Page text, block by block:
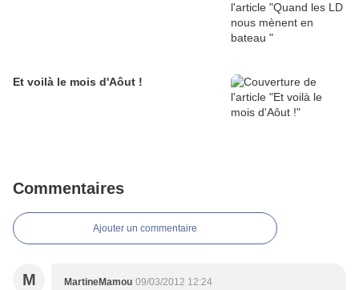
Et voilà le mois d'Aôut !
Commentaires
Ajouter un commentaire
M MartineMamou 09/03/2012 12:24